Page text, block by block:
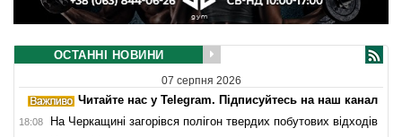
ОСТАННІ НОВИНИ
07 серпня 2026
Читайте нас у Telegram. Підписуйтесь на наш канал
18:08 На Черкащині загорівся полігон твердих побутових відходів